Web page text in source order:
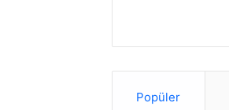
Popüler